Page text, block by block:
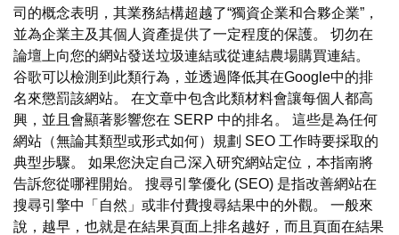
司的概念表明，其業務結構超越了“獨資企業和合夥企業”，
並為企業主及其個人資產提供了一定程度的保護。 切勿在
論壇上向您的網站發送垃圾連結或從連結農場購買連結。
谷歌可以檢測到此類行為，並透過降低其在Google中的排
名來懲罰該網站。 在文章中包含此類材料會讓每個人都高
興，並且會顯著影響您在 SERP 中的排名。 這些是為任何
網站（無論其類型或形式如何）規劃 SEO 工作時要採取的
典型步驟。 如果您決定自己深入研究網站定位，本指南將
告訴您從哪裡開始。 搜尋引擎優化 (SEO) 是指改善網站在
搜尋引擎中「自然」或非付費搜尋結果中的外觀。 一般來
說，越早，也就是在結果頁面上排名越好，而且頁面在結果